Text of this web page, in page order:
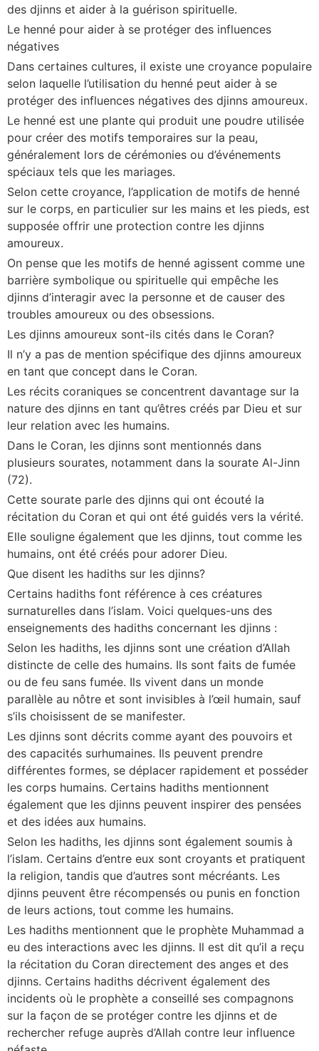
des djinns et aider à la guérison spirituelle.
Le henné pour aider à se protéger des influences
négatives
Dans certaines cultures, il existe une croyance populaire
selon laquelle l’utilisation du henné peut aider à se
protéger des influences négatives des djinns amoureux.
Le henné est une plante qui produit une poudre utilisée
pour créer des motifs temporaires sur la peau,
généralement lors de cérémonies ou d’événements
spéciaux tels que les mariages.
Selon cette croyance, l’application de motifs de henné
sur le corps, en particulier sur les mains et les pieds, est
supposée offrir une protection contre les djinns
amoureux.
On pense que les motifs de henné agissent comme une
barrière symbolique ou spirituelle qui empêche les
djinns d’interagir avec la personne et de causer des
troubles amoureux ou des obsessions.
Les djinns amoureux sont-ils cités dans le Coran?
Il n’y a pas de mention spécifique des djinns amoureux
en tant que concept dans le Coran.
Les récits coraniques se concentrent davantage sur la
nature des djinns en tant qu’êtres créés par Dieu et sur
leur relation avec les humains.
Dans le Coran, les djinns sont mentionnés dans
plusieurs sourates, notamment dans la sourate Al-Jinn
(72).
Cette sourate parle des djinns qui ont écouté la
récitation du Coran et qui ont été guidés vers la vérité.
Elle souligne également que les djinns, tout comme les
humains, ont été créés pour adorer Dieu.
Que disent les hadiths sur les djinns?
Certains hadiths font référence à ces créatures
surnaturelles dans l’islam. Voici quelques-uns des
enseignements des hadiths concernant les djinns :
Selon les hadiths, les djinns sont une création d’Allah
distincte de celle des humains. Ils sont faits de fumée
ou de feu sans fumée. Ils vivent dans un monde
parallèle au nôtre et sont invisibles à l’œil humain, sauf
s’ils choisissent de se manifester.
Les djinns sont décrits comme ayant des pouvoirs et
des capacités surhumaines. Ils peuvent prendre
différentes formes, se déplacer rapidement et posséder
les corps humains. Certains hadiths mentionnent
également que les djinns peuvent inspirer des pensées
et des idées aux humains.
Selon les hadiths, les djinns sont également soumis à
l’islam. Certains d’entre eux sont croyants et pratiquent
la religion, tandis que d’autres sont mécréants. Les
djinns peuvent être récompensés ou punis en fonction
de leurs actions, tout comme les humains.
Les hadiths mentionnent que le prophète Muhammad a
eu des interactions avec les djinns. Il est dit qu’il a reçu
la récitation du Coran directement des anges et des
djinns. Certains hadiths décrivent également des
incidents où le prophète a conseillé ses compagnons
sur la façon de se protéger contre les djinns et de
rechercher refuge auprès d’Allah contre leur influence